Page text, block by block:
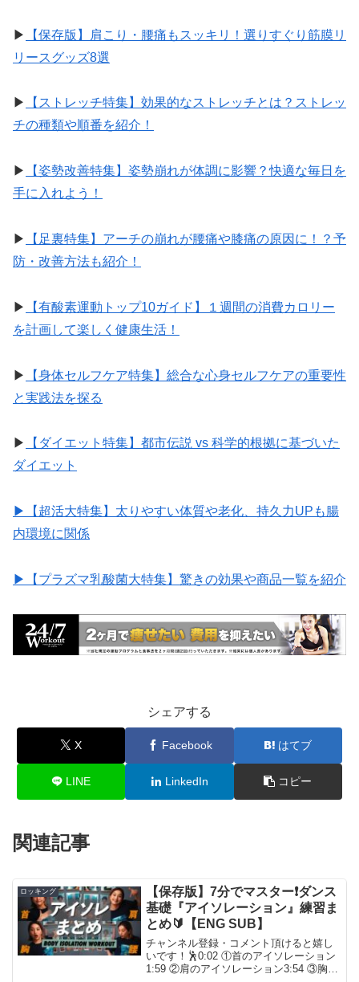
▶︎
【保存版】肩こり・腰痛もスッキリ！選りすぐり筋膜リ
リースグッズ8選
▶︎
【ストレッチ特集】効果的なストレッチとは？ストレッ
チの種類や順番を紹介！
▶︎
【姿勢改善特集】姿勢崩れが体調に影響？快適な毎日を
手に入れよう！
▶︎
【足裏特集】アーチの崩れが腰痛や膝痛の原因に！？予
防・改善方法も紹介！
▶︎
【有酸素運動トップ10ガイド】１週間の消費カロリー
を計画して楽しく健康生活！
▶︎
【身体セルフケア特集】総合な心身セルフケアの重要性
と実践法を探る
▶︎
【ダイエット特集】都市伝説 vs 科学的根拠に基づいた
ダイエット
▶︎【超活大特集】太りやすい体質や老化、持久力UPも腸
内環境に関係
▶︎【プラズマ乳酸菌大特集】驚きの効果や商品一覧を紹介
シェアする
X Facebook はてブ
LINE LinkedIn コピー
関連記事
ロッキング
【保存版】7分でマスター❗️ダンス
基礎『アイソレーション』練習ま
とめ🔰【ENG SUB】
チャンネル登録・コメント頂けると嬉し
いです！🕺0:02 ①首のアイソレーション
1:59 ②肩のアイソレーション3:54 ③胸の